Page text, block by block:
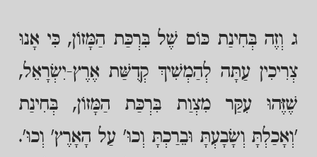
ג וְזֶה בְּחִינַת כּוֹס שֶׁל בִּרְכַּת הַמָּזוֹן, כִּי אָנוּ
צְרִיכִין עַתָּה לְהַמְשִׁיךְ קְדֻשַּׁת אֶרֶץ-יִשְׂרָאֵל,
שֶׁזֶּהוּ עִקַּר מִצְוַת בִּרְכַּת הַמָּזוֹן, בְּחִינַת
'וְאָכַלְתָּ וְשָׂבָעְתָּ וּבֵרַכְתָּ וְכוּ' עַל הָאָרֶץ' וְכוּ'.